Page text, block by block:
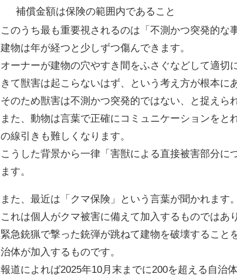
補償金額は保険の範囲内であること
このうち最も重要視されるのは「不測かつ突発的な
建物は年が経つと少しずつ傷んできます。
オーナーが建物の穴やすき間をふさぐなどして適切
きて獣害は起こらないはず、という考え方が根本に
そのため獣害は不測かつ突発的ではない、と捉えら
また、動物は言葉で正確にコミュニケーションをと
の線引きも難しくなります。
こうした背景から一律「害獣による直接被害部分に
ます。
また、最近は「クマ保険」という言葉が聞かれます。
これは個人がクマ被害に備えて加入するものではあ
緊急銃猟で撃った銃弾が跳ねて建物を破壊すること
治体が加入するものです。
報道によれば2025年10月末までに200を超える自治